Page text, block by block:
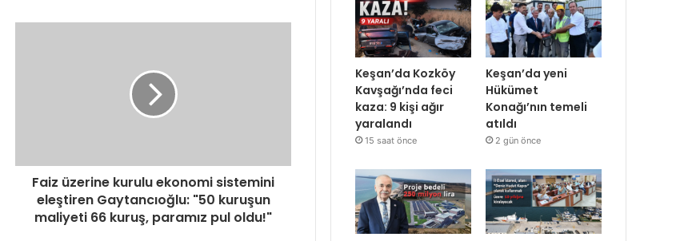
Faiz üzerine kurulu ekonomi sistemini
eleştiren Gaytancıoğlu: "50 kuruşun
maliyeti 66 kuruş, paramız pul oldu!"
Keşan’da Kozköy
Kavşağı’nda feci
kaza: 9 kişi ağır
yaralandı
15 saat önce
Keşan’da yeni
Hükümet
Konağı’nın temeli
atıldı
2 gün önce